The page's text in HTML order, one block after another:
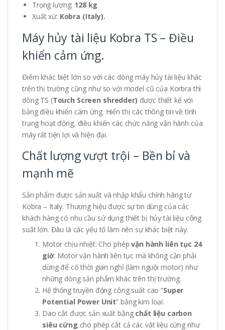
Trọng lượng: 128 kg
Xuất xứ: Kobra (Italy).
Máy hủy tài liệu Kobra TS – Điều
khiển cảm ứng.
Điểm khác biệt lớn so với các dòng máy hủy tài liệu khác
trên thị trường cũng như so với model cũ của Korbra thì
dòng TS (Touch Screen shredder) được thiết kế với
bảng điều khiển cảm ứng. Hiển thị các thông tin về tình
trạng hoạt động, điều khiển các chức năng vận hành của
máy rất tiện lợi và hiện đại.
Chất lượng vượt trội – Bền bỉ và
mạnh mẽ
Sản phẩm được sản xuất và nhập khẩu chính hãng từ
Kobra – Italy. Thương hiệu được sự tin dùng của các
khách hàng có nhu cầu sử dụng thiết bị hủy tài liệu công
suất lớn. Đâu là các yếu tố làm nên sự khác biệt này.
Motor chịu nhiệt: Cho phépvận hành liên tục 24
giờ. Motor vận hành liên tục mà không cần phải
dừng để có thời gian nghỉ (làm nguội motor) như
những dòng sản phẩm khác trên thị trường.
Hệ thống truyền động công suất cao “Super
Potential Power Unit” bằng kim loại.
Dao cắt được sản xuất bằng chất liệu carbon
siêu cứng cho phép cắt cả các vật liệu cứng như